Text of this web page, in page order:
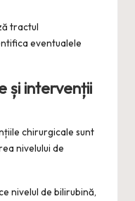
tractul
eventualele
și intervenții
chirurgicale sunt
nivelului de
nivelul de bilirubină,